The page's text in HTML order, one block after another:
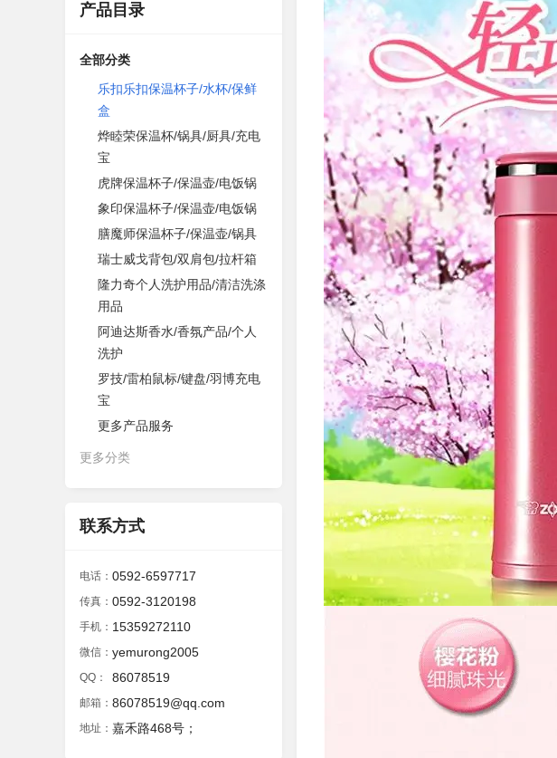
产品目录
全部分类
乐扣乐扣保温杯子/水杯/保鲜
盒
烨睦荣保温杯/锅具/厨具/充电
宝
虎牌保温杯子/保温壶/电饭锅
象印保温杯子/保温壶/电饭锅
膳魔师保温杯子/保温壶/锅具
瑞士威戈背包/双肩包/拉杆箱
隆力奇个人洗护用品/清洁洗涤
用品
阿迪达斯香水/香氛产品/个人
洗护
罗技/雷柏鼠标/键盘/羽博充电
宝
更多产品服务
更多分类
联系方式
电话： 0592-6597717
传真： 0592-3120198
手机： 15359272110
微信： yemurong2005
QQ： 86078519
邮箱： 86078519@qq.com
地址： 嘉禾路468号；